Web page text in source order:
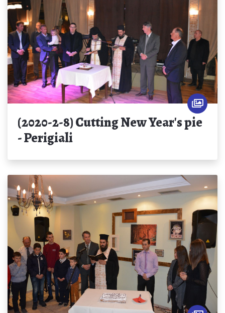
(2020-2-8) Cutting New Year's pie
- Perigiali